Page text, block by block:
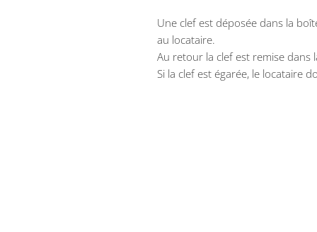
Une clef est déposée dans la
au locataire.
Au retour la clef est remise dans
Si la clef est égarée, le locataire